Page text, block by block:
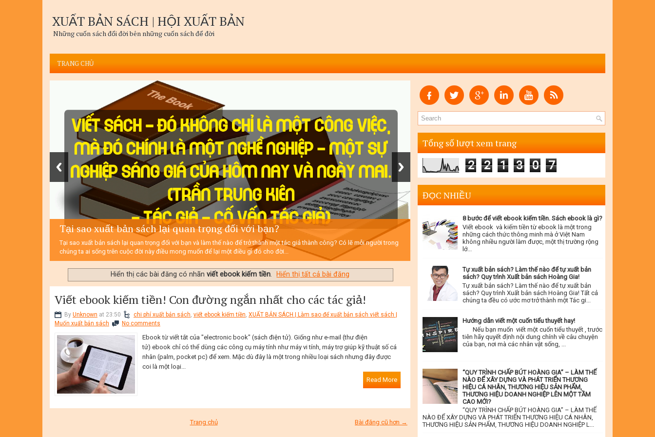
XUẤT BẢN SÁCH | HỘI XUẤT BẢN
Những cuốn sách đổi đời bên những cuốn sách để đời
TRANG CHỦ
Tại sao xuất bản sách lại quan trọng đối với bạn?
Tại sao xuất bản sách lại quan trọng đối với bạn và làm thế nào để trở thành một tác giả thành công? Có lẽ mỗi người trong
chúng ta ai sống trên cuộc đời này điều mong muốn để lại một điều gì đó cho đời...
Hiển thị các bài đăng có nhãn viết ebook kiếm tiền. Hiển thị tất cả bài đăng
Viết ebook kiếm tiền! Con đường ngắn nhất cho các tác giả!
By Unknown at 23:50 chi phí xuất bản sách viết ebook kiếm tiền XUẤT BẢN SÁCH | Làm sao để xuất bản sách viết sách |
Muốn xuất bản sách
No comments
Ebook từ viết tắt của "electronic book" (sách điện tử). Giống như e-mail (thư điện
tử) ebook chỉ có thể dùng các công cụ máy tính như máy vi tính, máy trợ giúp kỹ thuật số cá
nhân (palm, pocket pc) để xem. Mặc dù đây là một trong nhiều loại sách nhưng đây được
coi là một loại...
Read More
Bài đăng cũ hơn →
Trang chủ
Tổng số lượt xem trang
2 2 1 3 0 7
ĐỌC NHIỀU
8 bước để viết ebook kiếm tiền. Sách ebook là gì?
Viết ebook và kiếm tiền từ ebook là một trong
những cách thức thông minh mà ở Việt Nam
không nhiều người làm được, một thị trường rộng
lớ...
Tự xuất bản sách? Làm thế nào để tự xuất bản
sách? Quy trình Xuất bản sách Hoàng Gia!
Tự xuất bản sách? Làm thế nào để tự xuất bản
sách? Quy trình Xuất bản sách Hoàng Gia! Tất cả
chúng ta đều có ước mơ trở thành một Tác gi...
Hướng dẫn viết một cuốn tiểu thuyết hay!
Nếu bạn muốn viết một cuốn tiểu thuyết , trước
tiên hãy quyết định nội dung chính về câu chuyện
của bạn, nơi mà các nhân vật sống, ...
“QUY TRÌNH CHẤP BÚT HOÀNG GIA” – LÀM THẾ
NÀO ĐỂ XÂY DỰNG VÀ PHÁT TRIỂN THƯƠNG
HIỆU CÁ NHÂN, THƯƠNG HIỆU SẢN PHẨM,
THƯƠNG HIỆU DOANH NGHIỆP LÊN MỘT TẦM
CAO MỚI?
“QUY TRÌNH CHẤP BÚT HOÀNG GIA” – LÀM THẾ
NÀO ĐỂ XÂY DỰNG VÀ PHÁT TRIỂN THƯƠNG HIỆU CÁ NHÂN,
THƯƠNG HIỆU SẢN PHẨM, THƯƠNG HIỆU DOANH NGHIỆP L...